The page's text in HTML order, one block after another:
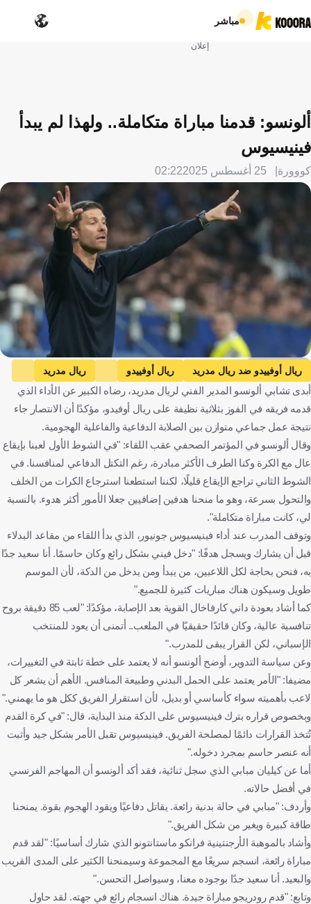
مباشر
إعلان
ألونسو: قدمنا مباراة متكاملة.. ولهذا لم يبدأ
فينيسيوس
كووورة 25 أغسطس 2025 02:22
Getty Images
ريال أوفييدو ضد ريال مدريد ريال أوفييدو
ريال مدريد
الدوري الإسباني
تشابي ألونسو إسبانيا كرة قدم
أبدى تشابي ألونسو المدير الفني لريال مدريد، رضاه الكبير عن الأداء الذي
قدمه فريقه في الفوز بثلاثية نظيفة على ريال أوفيدو، مؤكدًا أن الانتصار جاء
نتيجة عمل جماعي متوازن بين الصلابة الدفاعية والفاعلية الهجومية.
وقال ألونسو في المؤتمر الصحفي عقب اللقاء: "في الشوط الأول لعبنا بإيقاع
عال مع الكرة وكنا الطرف الأكثر مبادرة، رغم التكتل الدفاعي لمنافسنا. في
الشوط الثاني تراجع الإيقاع قليلًا، لكننا استطعنا استرجاع الكرات من الخلف
والتحول بسرعة، وهو ما منحنا هدفين إضافيين جعلا الأمور أكثر هدوء. بالنسبة
لي، كانت مباراة متكاملة".
وتوقف المدرب عند أداء فينيسيوس جونيور، الذي بدأ اللقاء من مقاعد البدلاء
قبل أن يشارك ويسجل هدفًا: "دخل فيني بشكل رائع وكان حاسمًا. أنا سعيد جدًا
به، فنحن بحاجة لكل اللاعبين، من يبدأ ومن يدخل من الدكة، لأن الموسم
طويل وسيكون هناك مباريات كثيرة للجميع."
كما أشاد بعودة داني كارفاخال القوية بعد الإصابة، مؤكدًا: "لعب 85 دقيقة بروح
تنافسية عالية، وكان قائدًا حقيقيًا في الملعب.. أتمنى أن يعود للمنتخب
الإسباني، لكن القرار يبقى للمدرب."
وعن سياسة التدوير، أوضح ألونسو أنه لا يعتمد على خطة ثابتة في التغييرات،
مضيفا: "الأمر يعتمد على الحمل البدني وطبيعة المنافس. الأهم أن يشعر كل
لاعب بأهميته سواء كأساسي أو بديل، لأن استقرار الفريق ككل هو ما يهمني."
وبخصوص قراره بترك فينيسيوس على الدكة منذ البداية، قال: "في كرة القدم
تُتخذ القرارات دائمًا لمصلحة الفريق. فينيسيوس تقبل الأمر بشكل جيد وأثبت
أنه عنصر حاسم بمجرد دخوله."
أما عن كيليان مبابي الذي سجل ثنائية، فقد أكد ألونسو أن المهاجم الفرنسي
في أفضل حالاته.
وأردف: "مبابي في حالة بدنية رائعة. يقاتل دفاعيًا ويقود الهجوم بقوة. يمنحنا
طاقة كبيرة ويغير من شكل الفريق."
وأشاد بالموهبة الأرجنتينية فرانكو ماستانتونو الذي شارك أساسيًا: "لقد قدم
مباراة رائعة، انسجم سريعًا مع المجموعة وسيمنحنا الكثير على المدى القريب
والبعيد. أنا سعيد جدًا بوجوده معنا، وسيواصل التحسن."
وتابع: "قدم رودريجو مباراة جيدة. هناك انسجام رائع في جهته. لقد حاول